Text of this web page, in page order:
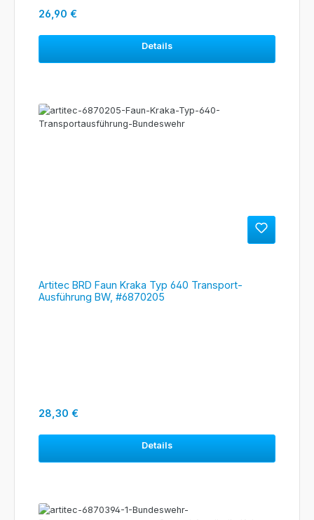
Regulärer Preis:
26,90 €
Details
Artitec BRD Faun Kraka Typ 640 Transport-
Ausführung BW, #6870205
Regulärer Preis:
28,30 €
Details